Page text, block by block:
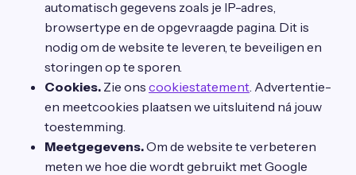
automatisch gegevens zoals je IP-adres,
browsertype en de opgevraagde pagina. Dit is
nodig om de website te leveren, te beveiligen en
storingen op te sporen.
Cookies. Zie ons cookiestatement. Advertentie-
en meetcookies plaatsen we uitsluitend ná jouw
toestemming.
Meetgegevens.Om de website te verbeteren
meten we hoe die wordt gebruikt met Google